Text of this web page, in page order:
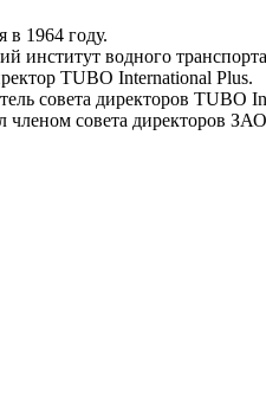
1964 году.
водного
TUBO International Plus.
совета директоров TUBO
совета директоров